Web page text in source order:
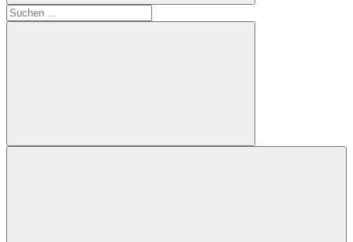
Suchformular
öffnen
Suchen
nach:
Suchen